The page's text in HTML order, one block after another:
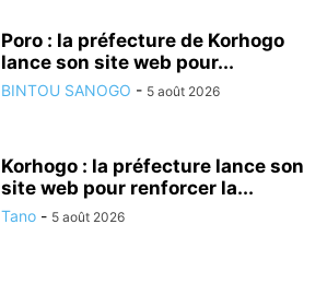
Poro : la préfecture de Korhogo
lance son site web pour...
BINTOU SANOGO - 5 août 2026
Korhogo : la préfecture lance son
site web pour renforcer la...
Tano - 5 août 2026